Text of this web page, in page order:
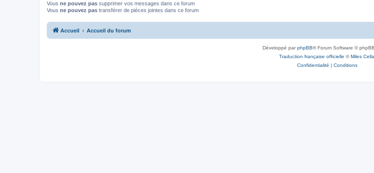
Vous ne pouvez pas supprimer vos messages dans ce forum
Vous ne pouvez pas transférer de pièces jointes dans ce forum
Accueil Accueil du forum
Développé parphpBB® Forum Software ©
Traduction française officielle ©Miles
Confidentialité | Conditions